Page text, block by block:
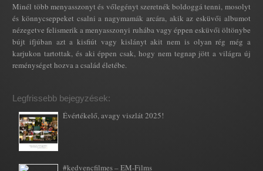
Minél több menyasszonyt és vőlegényt szeretnék boldoggá tenni, mosolyt
és könnycseppeket csalni a nagymamák arcára, akik az esküvői albumot
nézegetve felismerik a menyasszonyi ruhába vagy éppen esküvői öltönybe
bújt ifjúban azt a kisfiút vagy kislányt akit nem is olyan rég még a
karjukon tartottak, és aki éppen csak, hogy nem tegnap jött a világra új
reménységet hozva a család életébe.
Legfrissebb bejegyzések:
Évértékelő, avagy viszlát 2025!
#kedvencfilmes – EM-Films